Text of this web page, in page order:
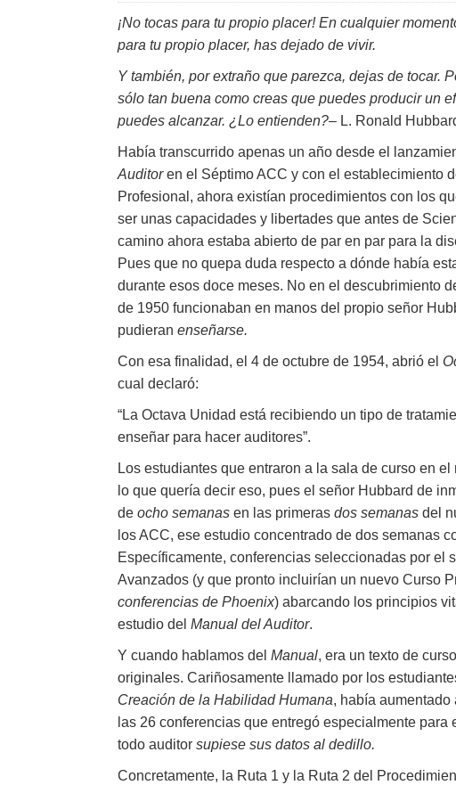
¡No tocas para tu propio placer! En cualquier
para tu propio placer, has dejado de vivir.
Y también, por extraño que parezca, dejas de tocar.
sólo tan buena como creas que puedes producir un
puedes alcanzar. ¿Lo entienden?– L. Ronald
Había transcurrido apenas un año desde el
Auditoren el Séptimo ACC y con el establecimiento
Profesional, ahora existían procedimientos con los
ser unas capacidades y libertades que antes de
camino ahora estaba abierto de par en par para la
Pues que no quepa duda respecto a dónde había
durante esos doce meses. No en el descubrimiento
de 1950 funcionaban en manos del propio señor
pudieran enseñarse.
Con esa finalidad, el 4 de octubre de 1954, abrió el
cual declaró:
“La Octava Unidad está recibiendo un tipo de
enseñar para hacer auditores”.
Los estudiantes que entraron a la sala de curso en
lo que quería decir eso, pues el señor Hubbard de
de ocho semanas en las primeras dos semanas del
los ACC, ese estudio concentrado de dos semanas
Específicamente, conferencias seleccionadas por
Avanzados (y que pronto incluirían un nuevo Curso
conferencias de Phoenix) abarcando los principios
estudio del Manual del Auditor.
Y cuando hablamos del Manual, era un texto de
originales. Cariñosamente llamado por los
Creación de la Habilidad Humana, había aumentado
las 26 conferencias que entregó especialmente
todo auditor supiese sus datos al dedillo.
Concretamente, la Ruta 1 y la Ruta 2 del